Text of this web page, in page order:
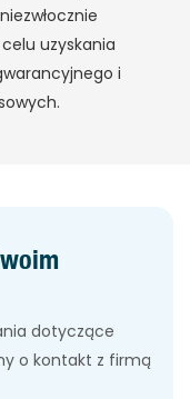
uzyskania
i
dotyczące
o kontakt z firmą